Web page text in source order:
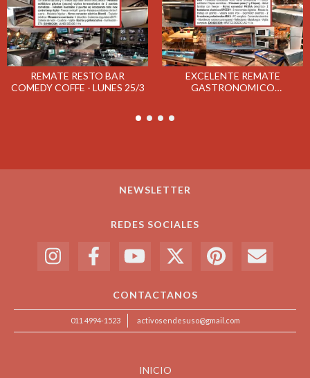
REMATE RESTO BAR
COMEDY COFFE - LUNES 25/3
EXCELENTE REMATE
GASTRONOMICO
NEWSLETTER
REDES SOCIALES
CONTACTANOS
011 4994-1523 activosendesuso@gmail.com
INICIO